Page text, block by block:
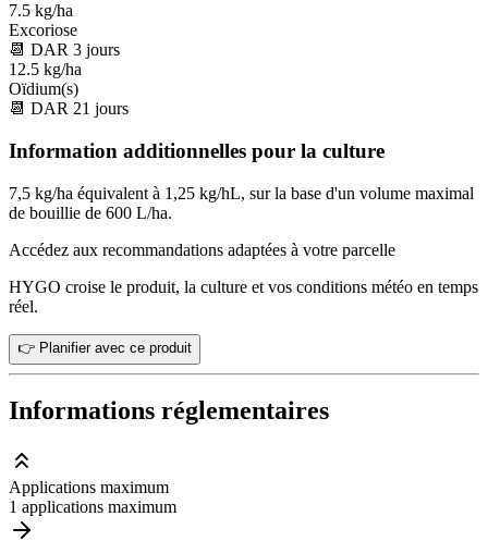
7.5 kg/ha
Excoriose
📆 DAR 3 jours
12.5 kg/ha
Oïdium(s)
📆 DAR 21 jours
Information additionnelles pour la culture
7,5 kg/ha équivalent à 1,25 kg/hL, sur la base d'un volume maximal
de bouillie de 600 L/ha.
Accédez aux recommandations adaptées à votre parcelle
HYGO croise le produit, la culture et vos conditions météo en temps
réel.
👉 Planifier avec ce produit
Informations réglementaires
Applications maximum
1 applications maximum